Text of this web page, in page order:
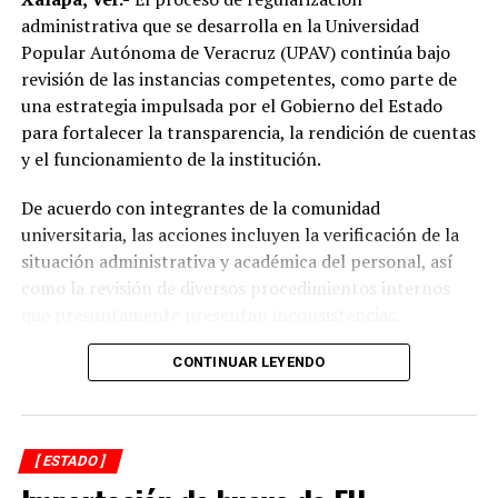
“Mejorar el servicio de energía eléctrica ha sido una
prioridad desde el inicio de mi gobierno y continuaremos
gestionando recursos y proyectos que contribuyan al
desarrollo del municipio y al bienestar de las familias
alvaradeñas”.
Por último, reconoció y agradeció a la gobernadora del
Alvarado, así como a personal directivo de la CFE por la
disposición y coordinación institucional para impulsar
estas importantes acciones en beneficio del municipio.
administrativa que se desarrolla en la Universidad
Popular Autónoma de Veracruz (UPAV) continúa bajo
revisión de las instancias competentes, como parte de
una estrategia impulsada por el Gobierno del Estado
para fortalecer la transparencia, la rendición de cuentas
y el funcionamiento de la institución.
De acuerdo con integrantes de la comunidad
universitaria, las acciones incluyen la verificación de la
situación administrativa y académica del personal, así
como la revisión de diversos procedimientos internos
Entre los aspectos que son objeto de análisis se
simultáneas en distintos centros de estudio, la
validación de documentación académica de directivos,
adeudos en la entrega de calificaciones, denuncias por
CONTINUAR LEYENDO
[ ESTADO ]